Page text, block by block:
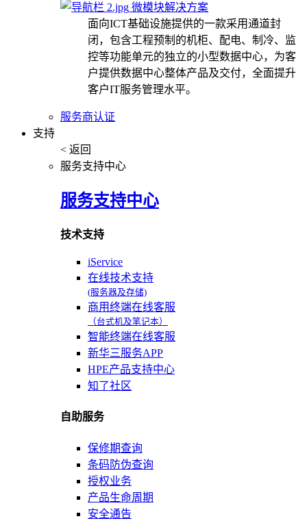
微模块解决方案
面向ICT基础设施提供的一款采用通道封
闭，包含工程预制的机柜、配电、制冷、监
控等功能单元的独立的小型数据中心，为客
户提供数据中心整体产品及交付，全面提升
客户IT服务管理水平。
服务商认证
支持
< 返回
服务支持中心
服务支持中心
技术支持
iService
在线技术支持
(服务器及存储)
商用终端在线客服
（台式机及笔记本）
智能终端在线客服
新华三服务APP
HPE产品支持中心
知了社区
自助服务
保修期查询
条码防伪查询
授权业务
产品生命周期
安全通告